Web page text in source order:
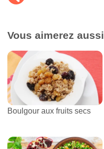
Vous aimerez aussi
Boulgour aux fruits secs